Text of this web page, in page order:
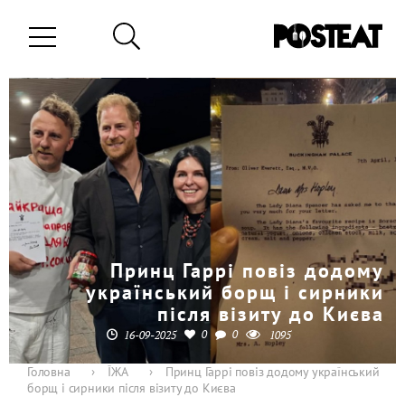
Принц Гаррі повіз додому
український борщ і сирники
після візиту до Києва
16-09-2025 0 0 1095
Головна › ЇЖА ›
Принц Гаррі повіз додому український
борщ і сирники після візиту до Києва